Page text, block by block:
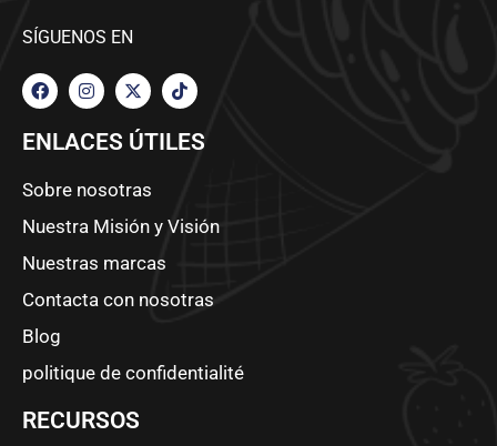
SÍGUENOS EN
ENLACES ÚTILES
Sobre nosotras
Nuestra Misión y Visión
Nuestras marcas
Contacta con nosotras
Blog
politique de confidentialité
RECURSOS